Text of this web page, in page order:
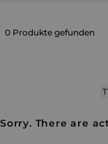
0 Produkte gefunden
Sorry. There are